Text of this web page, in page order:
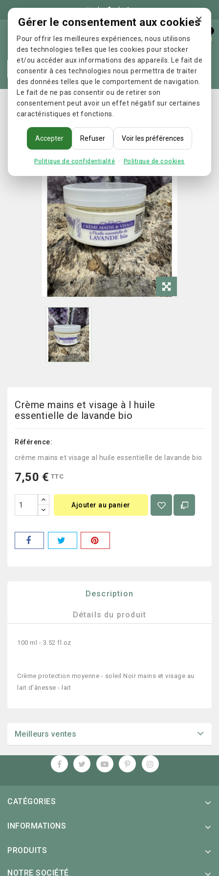
×
Gérer le consentement aux cookies
Pour offrir les meilleures expériences, nous utilisons
des technologies telles que les cookies pour stocker
et/ou accéder aux informations des appareils. Le fait de
consentir à ces technologies nous permettra de traiter
des données telles que le comportement de navigation.
Le fait de ne pas consentir ou de retirer son
consentement peut avoir un effet négatif sur certaines
caractéristiques et fonctions.
Accepter Refuser Voir les préférences
Politique de confidentialité · Politique de cookies

Accueil
Crème mains et visage à l huile essentielle de
lavande bio
Crème mains et visage à l huile
essentielle de lavande bio
Référence:
crème mains et visage al huile essentielle de lavande bio
7,50 € TTC
Ajouter au panier
Description
Détails du produit
100 ml - 3.52 fl.oz
Crème protection moyenne - soleil Noir mains et visage au
lait d’ânesse - lait
Meilleurs ventes
CATÉGORIES
INFORMATIONS
PRODUITS
NOTRE SOCIÉTÉ